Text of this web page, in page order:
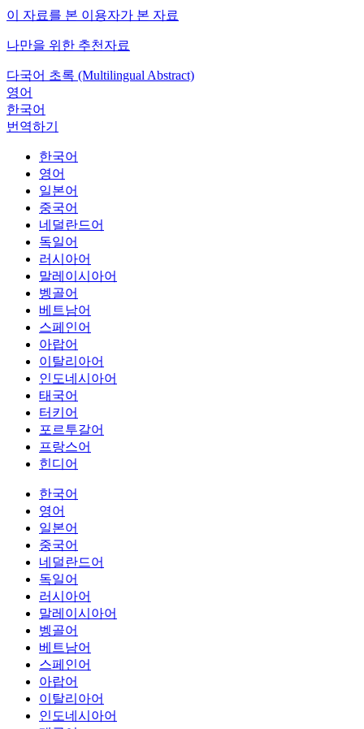
이 자료를 본 이용자가 본 자료
나만을 위한 추천자료
다국어 초록 (Multilingual Abstract)
영어
한국어
번역하기
한국어
영어
일본어
중국어
네덜란드어
독일어
러시아어
말레이시아어
벵골어
베트남어
스페인어
아랍어
이탈리아어
인도네시아어
태국어
터키어
포르투갈어
프랑스어
힌디어
한국어
영어
일본어
중국어
네덜란드어
독일어
러시아어
말레이시아어
벵골어
베트남어
스페인어
아랍어
이탈리아어
인도네시아어